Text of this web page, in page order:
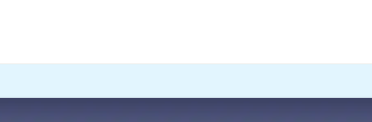
ein zusätzlicher Job: Es kann verschiedene Gründe